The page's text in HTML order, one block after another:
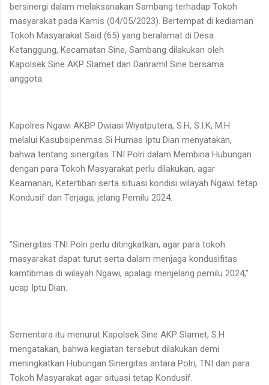
bersinergi dalam melaksanakan Sambang terhadap Tokoh
masyarakat pada Kamis (04/05/2023). Bertempat di kediaman
Tokoh Masyarakat Said (65) yang beralamat di Desa
Ketanggung, Kecamatan Sine, Sambang dilakukan oleh
Kapolsek Sine AKP Slamet dan Danramil Sine bersama
anggota.
Kapolres Ngawi AKBP Dwiasi Wiyatputera, S.H, S.I.K, M.H
melalui Kasubsipenmas Si Humas Iptu Dian menyatakan,
bahwa tentang sinergitas TNI Polri dalam Membina Hubungan
dengan para Tokoh Masyarakat perlu dilakukan, agar
Keamanan, Ketertiban serta situasi kondisi wilayah Ngawi tetap
Kondusif dan Terjaga, jelang Pemilu 2024.
"Sinergitas TNI Polri perlu ditingkatkan, agar para tokoh
masyarakat dapat turut serta dalam menjaga kondusifitas
kamtibmas di wilayah Ngawi, apalagi menjelang pemilu 2024,"
ucap Iptu Dian.
Sementara itu menurut Kapolsek Sine AKP Slamet, S.H
mengatakan, bahwa kegiatan tersebut dilakukan demi
meningkatkan Hubungan Sinergitas antara Polri, TNI dan para
Tokoh Masyarakat agar situasi tetap Kondusif.